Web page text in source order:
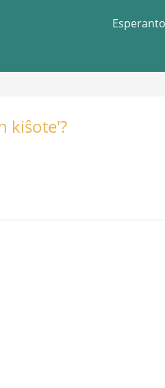
kiŝote'?